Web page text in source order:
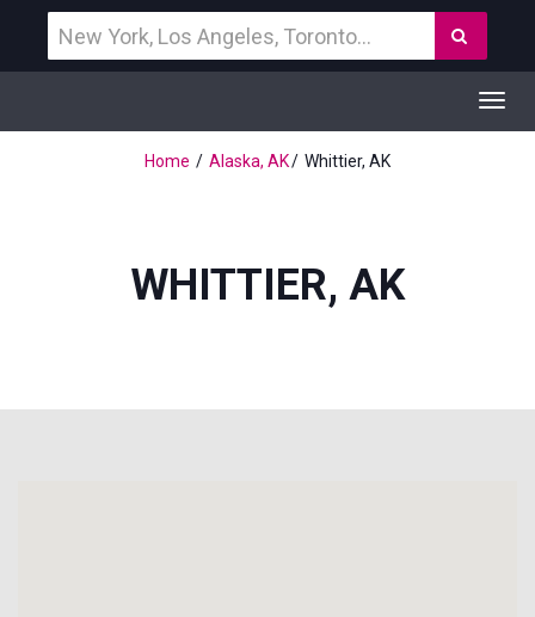
een
bestemming
Home
Alaska, AK Whittier, AK
WHITTIER, AK